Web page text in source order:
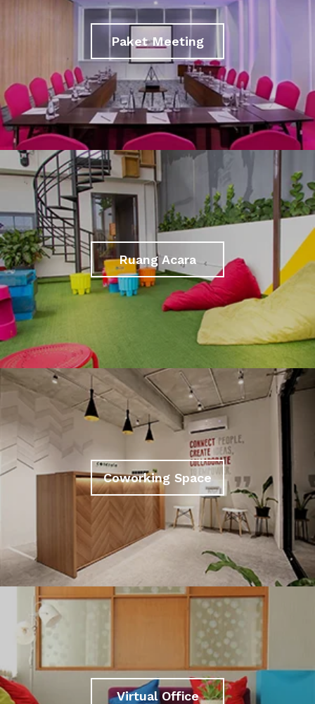
Paket Meeting
Ruang Acara
Coworking Space
Virtual Office